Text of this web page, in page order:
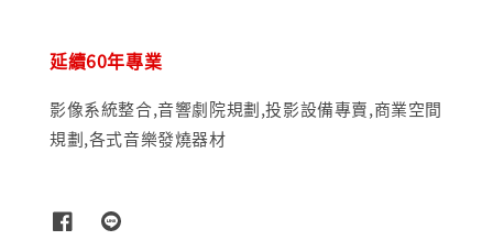
延續60年專業
影像系統整合,音響劇院規劃,投影設備專賣,商業空間
規劃,各式音樂發燒器材